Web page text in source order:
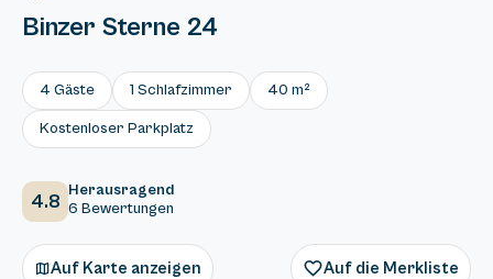
Binzer Sterne 24
4 Gäste 1 Schlafzimmer 40 m²
Kostenloser Parkplatz
4.8 Herausragend
6 Bewertungen
Auf Karte anzeigen Auf die Merkliste